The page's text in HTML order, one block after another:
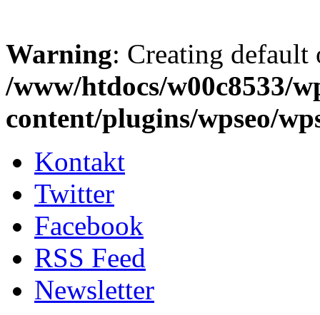
Warning: Creating
/www/htdocs/w00c8533/
content/plugins/wpseo/
Kontakt
Twitter
Facebook
RSS Feed
Newsletter